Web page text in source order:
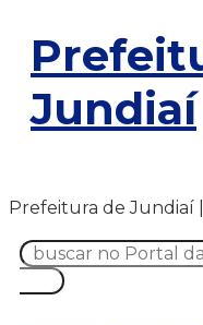
Jundiaí
Prefeitura de Jundiaí